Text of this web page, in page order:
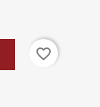
favorite_border